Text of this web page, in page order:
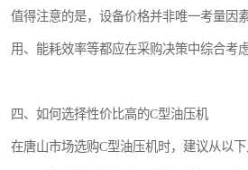
值得注意的是，设备价格并非唯一考量因
用、能耗效率等都应在采购决策中综合考虑
四、如何选择性价比高的C型油压机
在唐山市场选购C型油压机时，建议从以下